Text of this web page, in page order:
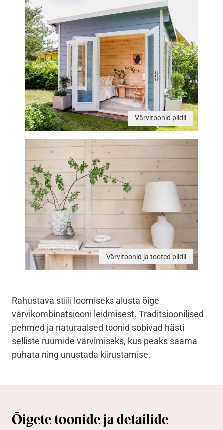
Värvitoonid pildil
Värvitoonid ja tooted pildil
Rahustava stiili loomiseks alusta õige
värvikombinatsiooni leidmisest. Traditsioonilised
pehmed ja naturaalsed toonid sobivad hästi
selliste ruumide värvimiseks, kus peaks saama
puhata ning unustada kiirustamise.
Õigete toonide ja detailide